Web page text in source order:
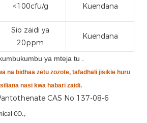
<100cfu/g Kuendana
Sio zaidi ya
20ppm
Kuendana
ya mteja tu
na bidhaa zetu zozote, tafadhali jisikie huru
nasi kwa habari zaidi.
CO.,